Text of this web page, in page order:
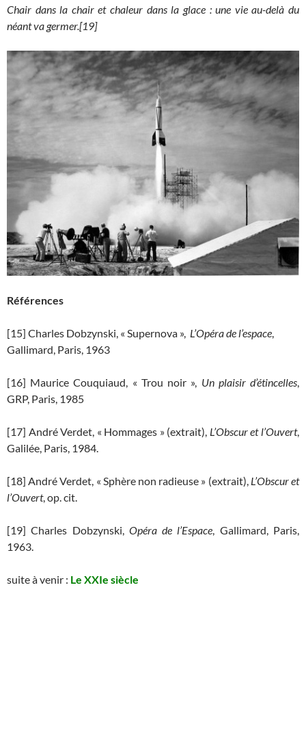
Chair dans la chair et chaleur dans la glace : une vie au-delà du
néant va germer.[19]
Références
[15] Charles Dobzynski, « Supernova », L’Opéra de l’espace,
Gallimard, Paris, 1963
[16] Maurice Couquiaud, « Trou noir », Un plaisir d’étincelles,
GRP, Paris, 1985
[17] André Verdet, « Hommages » (extrait), L’Obscur et l’Ouvert,
Galilée, Paris, 1984.
[18] André Verdet, « Sphère non radieuse » (extrait), L’Obscur et
l’Ouvert, op. cit.
[19] Charles Dobzynski, Opéra de l’Espace, Gallimard, Paris,
1963.
suite à venir : Le XXIe siècle